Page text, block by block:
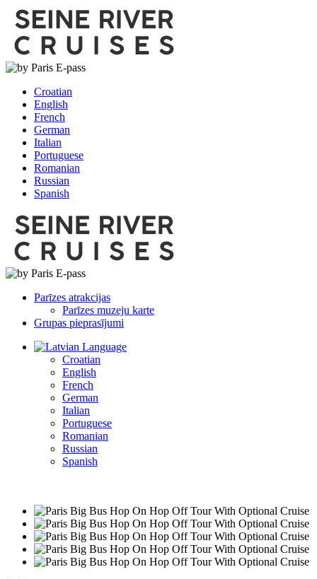
Croatian
English
French
German
Italian
Portuguese
Romanian
Russian
Spanish
Parīzes atrakcijas
Parīzes muzeju karte
Grupas pieprasījumi
Language
Croatian
English
French
German
Italian
Portuguese
Romanian
Russian
Spanish